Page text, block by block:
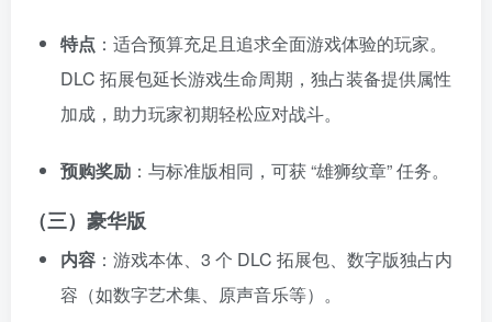
特点 ：适合预算充足且追求全面游戏体验的玩家。
DLC 拓展包延长游戏生命周期，独占装备提供属性
加成，助力玩家初期轻松应对战斗。
预购奖励 ：与标准版相同，可获 “雄狮纹章” 任务。
（三）豪华版
内容 ：游戏本体、3 个 DLC 拓展包、数字版独占内
容（如数字艺术集、原声音乐等）。